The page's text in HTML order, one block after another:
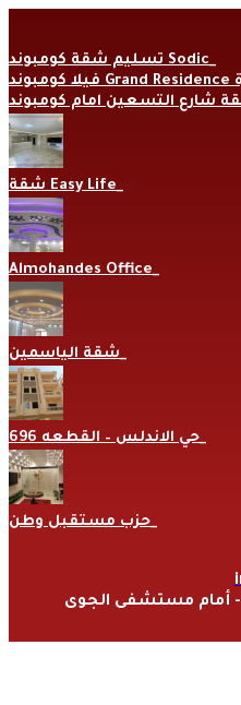
تسليم شقة كومبوند Sodic
شقة Easy Life
Almohandes Office
شقة الياسمين
حي الاندلس – القطعه 696
حزب مستقبل وطن